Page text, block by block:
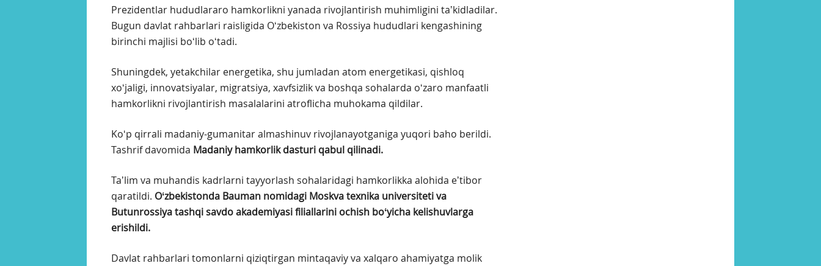
Prezidentlar hududlararo hamkorlikni yanada rivojlantirish muhimligini taʼkidladilar.
Bugun davlat rahbarlari raisligida Oʻzbekiston va Rossiya hududlari kengashining
birinchi majlisi boʻlib oʻtadi.
Shuningdek, yetakchilar energetika, shu jumladan atom energetikasi, qishloq
xoʻjaligi, innovatsiyalar, migratsiya, xavfsizlik va boshqa sohalarda oʻzaro manfaatli
hamkorlikni rivojlantirish masalalarini atroflicha muhokama qildilar.
Koʻp qirrali madaniy-gumanitar almashinuv rivojlanayotganiga yuqori baho berildi.
Tashrif davomida Madaniy hamkorlik dasturi qabul qilinadi.
Taʼlim va muhandis kadrlarni tayyorlash sohalaridagi hamkorlikka alohida eʼtibor
qaratildi. Oʻzbekistonda Bauman nomidagi Moskva texnika universiteti va
Butunrossiya tashqi savdo akademiyasi filiallarini ochish boʻyicha kelishuvlarga
erishildi.
Davlat rahbarlari tomonlarni qiziqtirgan mintaqaviy va xalqaro ahamiyatga molik